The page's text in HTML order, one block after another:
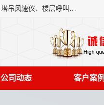
上海融瑞环保科技有限公司是吊钩可视化、塔吊黑匣子、扬尘监测系统、塔吊监控系统、扬尘环境监测、塔吊风速仪、楼层呼叫器、主令控制器、人脸识别、风速仪等一系列环保设备的研发生产销售为一体的专业化公司。
公司动态 客户案例